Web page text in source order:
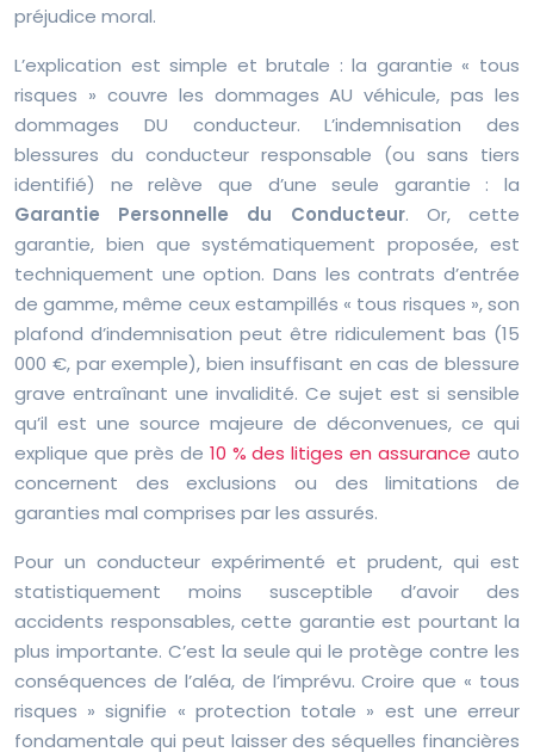
préjudice moral.
L’explication est simple et brutale : la garantie « tous
risques » couvre les dommages AU véhicule, pas les
dommages DU conducteur. L’indemnisation des
blessures du conducteur responsable (ou sans tiers
identifié) ne relève que d’une seule garantie : la
Garantie Personnelle du Conducteur. Or, cette
garantie, bien que systématiquement proposée, est
techniquement une option. Dans les contrats d’entrée
de gamme, même ceux estampillés « tous risques », son
plafond d’indemnisation peut être ridiculement bas (15
000 €, par exemple), bien insuffisant en cas de blessure
grave entraînant une invalidité. Ce sujet est si sensible
qu’il est une source majeure de déconvenues, ce qui
explique que près de 10 % des litiges en assurance auto
concernent des exclusions ou des limitations de
garanties mal comprises par les assurés.
Pour un conducteur expérimenté et prudent, qui est
statistiquement moins susceptible d’avoir des
accidents responsables, cette garantie est pourtant la
plus importante. C’est la seule qui le protège contre les
conséquences de l’aléa, de l’imprévu. Croire que « tous
risques » signifie « protection totale » est une erreur
fondamentale qui peut laisser des séquelles financières